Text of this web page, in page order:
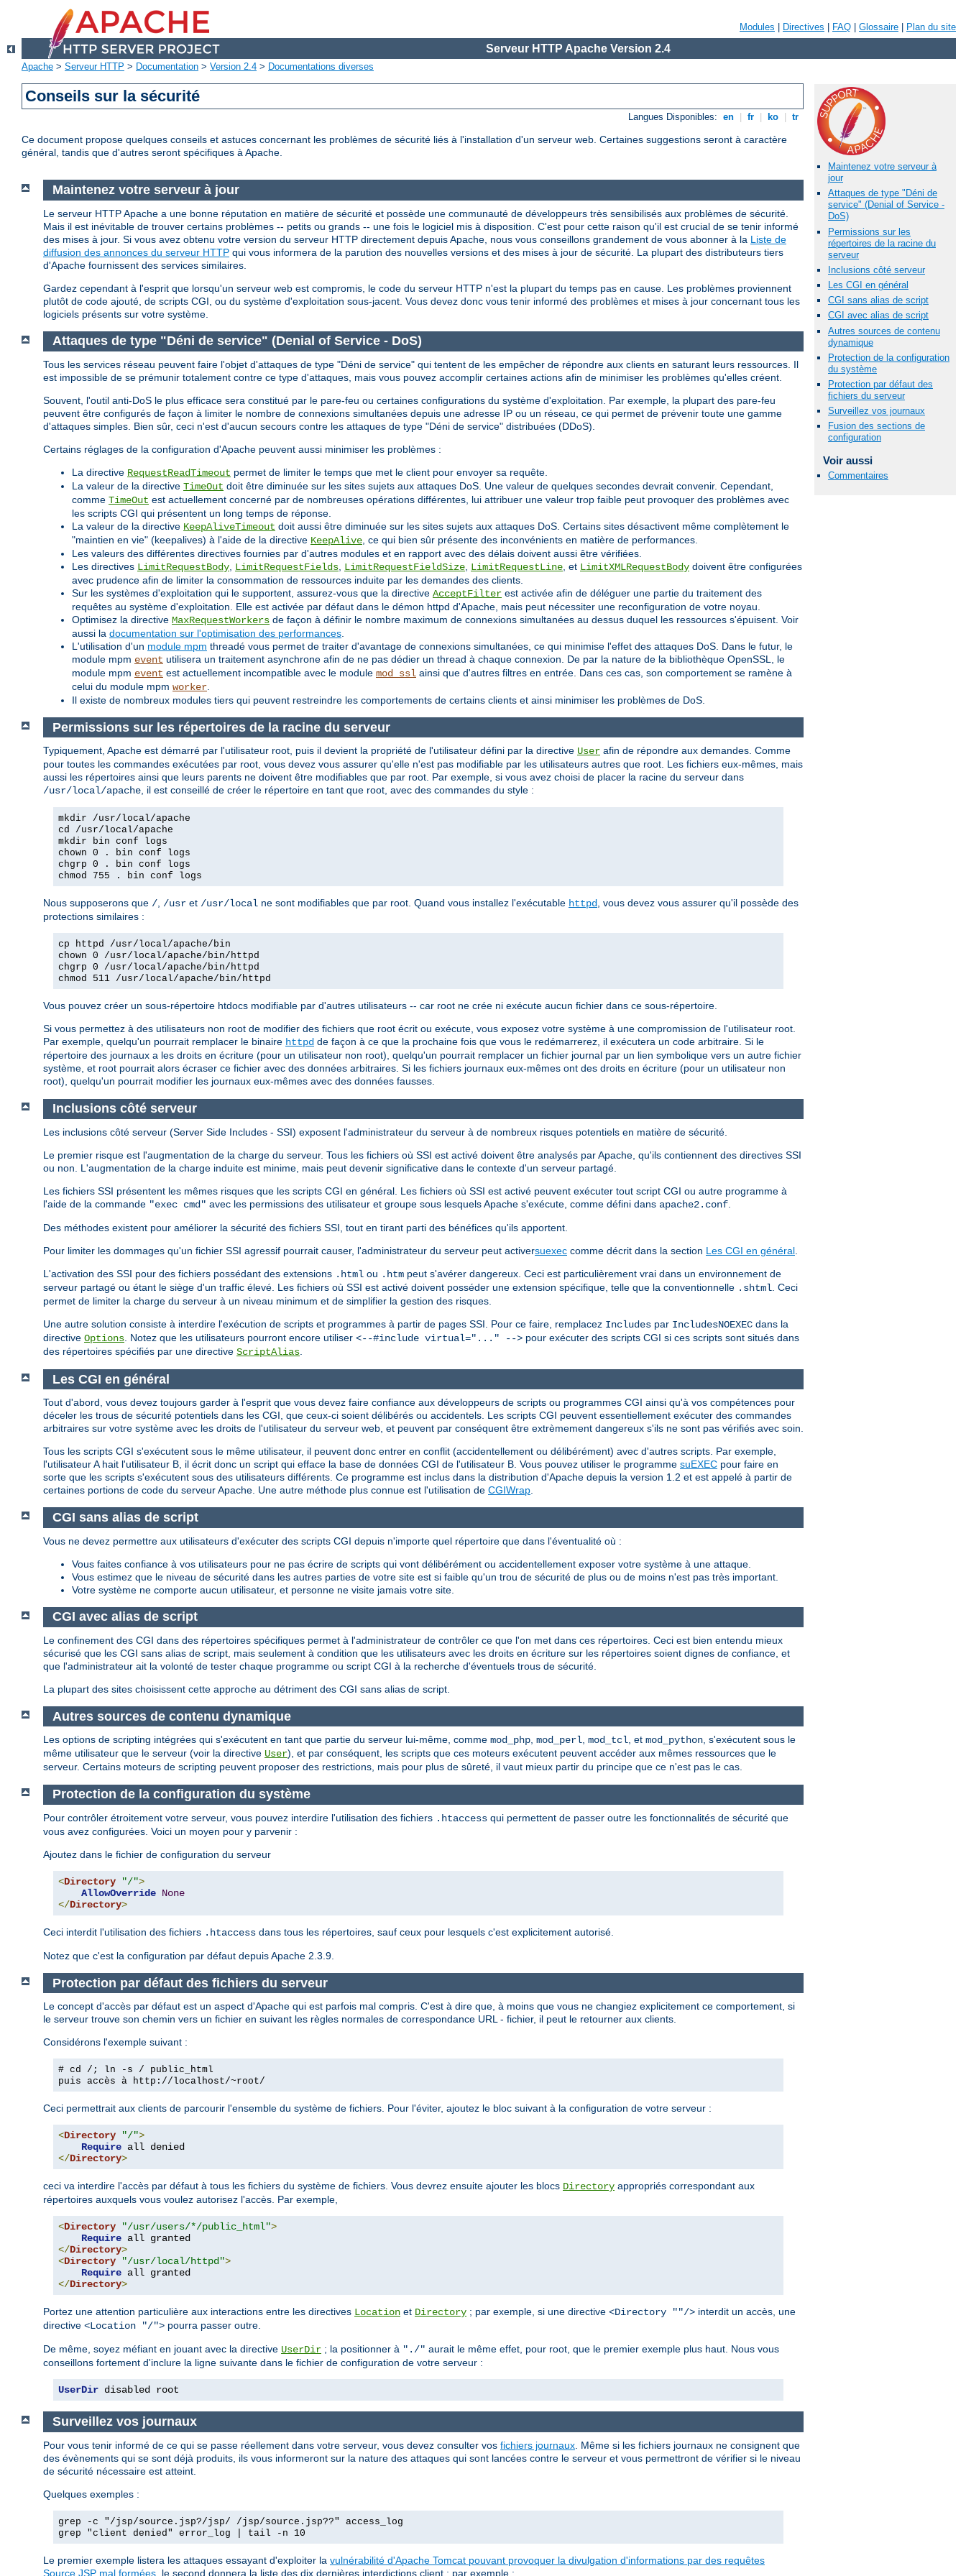
Modules Directives FAQ Glossaire Plan du site
Serveur HTTP Apache Version 2.4
Apache > Serveur HTTP > Documentation > Version 2.4 > Documentations diverses
Conseils sur la sécurité
Langues Disponibles: en fr ko tr
Ce document propose quelques conseils et astuces concernant les problèmes de sécurité liés à l'installation d'un serveur web. Certaines suggestions seront à caractère
général, tandis que d'autres seront spécifiques à Apache.
Maintenez votre serveur à
jour
Attaques de type "Déni de
service" (Denial of Service -
DoS)
Permissions sur les
répertoires de la racine du
serveur
Inclusions côté serveur
Les CGI en général
CGI sans alias de script
CGI avec alias de script
Autres sources de contenu
dynamique
Protection de la configuration
du système
Protection par défaut des
fichiers du serveur
Surveillez vos journaux
Fusion des sections de
configuration
Voir aussi
Commentaires
Maintenez votre serveur à jour
Le serveur HTTP Apache a une bonne réputation en matière de sécurité et possède une communauté de développeurs très sensibilisés aux problèmes de sécurité.
Mais il est inévitable de trouver certains problèmes -- petits ou grands -- une fois le logiciel mis à disposition. C'est pour cette raison qu'il est crucial de se tenir informé
des mises à jour. Si vous avez obtenu votre version du serveur HTTP directement depuis Apache, nous vous conseillons grandement de vous abonner à la Liste de
diffusion des annonces du serveur HTTP qui vous informera de la parution des nouvelles versions et des mises à jour de sécurité. La plupart des distributeurs tiers
d'Apache fournissent des services similaires.
Gardez cependant à l'esprit que lorsqu'un serveur web est compromis, le code du serveur HTTP n'est la plupart du temps pas en cause. Les problèmes proviennent
plutôt de code ajouté, de scripts CGI, ou du système d'exploitation sous-jacent. Vous devez donc vous tenir informé des problèmes et mises à jour concernant tous les
logiciels présents sur votre système.
Attaques de type "Déni de service" (Denial of Service - DoS)
Tous les services réseau peuvent faire l'objet d'attaques de type "Déni de service" qui tentent de les empêcher de répondre aux clients en saturant leurs ressources. Il
est impossible de se prémunir totalement contre ce type d'attaques, mais vous pouvez accomplir certaines actions afin de minimiser les problèmes qu'elles créent.
Souvent, l'outil anti-DoS le plus efficace sera constitué par le pare-feu ou certaines configurations du système d'exploitation. Par exemple, la plupart des pare-feu
peuvent être configurés de façon à limiter le nombre de connexions simultanées depuis une adresse IP ou un réseau, ce qui permet de prévenir toute une gamme
d'attaques simples. Bien sûr, ceci n'est d'aucun secours contre les attaques de type "Déni de service" distribuées (DDoS).
Certains réglages de la configuration d'Apache peuvent aussi minimiser les problèmes :
La directive RequestReadTimeout permet de limiter le temps que met le client pour envoyer sa requête.
La valeur de la directive TimeOut doit être diminuée sur les sites sujets aux attaques DoS. Une valeur de quelques secondes devrait convenir. Cependant,
comme TimeOut est actuellement concerné par de nombreuses opérations différentes, lui attribuer une valeur trop faible peut provoquer des problèmes avec
les scripts CGI qui présentent un long temps de réponse.
La valeur de la directive KeepAliveTimeout doit aussi être diminuée sur les sites sujets aux attaques DoS. Certains sites désactivent même complètement le
"maintien en vie" (keepalives) à l'aide de la directive KeepAlive , ce qui bien sûr présente des inconvénients en matière de performances.
Les valeurs des différentes directives fournies par d'autres modules et en rapport avec des délais doivent aussi être vérifiées.
Les directives LimitRequestBody LimitRequestFields LimitRequestFieldSize LimitRequestLine , et LimitXMLRequestBody doivent être configurées
avec prudence afin de limiter la consommation de ressources induite par les demandes des clients.
Sur les systèmes d'exploitation qui le supportent, assurez-vous que la directive AcceptFilter est activée afin de déléguer une partie du traitement des
requêtes au système d'exploitation. Elle est activée par défaut dans le démon httpd d'Apache, mais peut nécessiter une reconfiguration de votre noyau.
Optimisez la directive MaxRequestWorkers de façon à définir le nombre maximum de connexions simultanées au dessus duquel les ressources s'épuisent. Voir
aussi la documentation sur l'optimisation des performances
L'utilisation d'un module mpm threadé vous permet de traiter d'avantage de connexions simultanées, ce qui minimise l'effet des attaques DoS. Dans le futur, le
module mpm event utilisera un traitement asynchrone afin de ne pas dédier un thread à chaque connexion. De par la nature de la bibliothèque OpenSSL, le
module mpm event est actuellement incompatible avec le module mod_ssl ainsi que d'autres filtres en entrée. Dans ces cas, son comportement se ramène à
celui du module mpm worker
Il existe de nombreux modules tiers qui peuvent restreindre les comportements de certains clients et ainsi minimiser les problèmes de DoS.
Permissions sur les répertoires de la racine du serveur
Typiquement, Apache est démarré par l'utilisateur root, puis il devient la propriété de l'utilisateur défini par la directive User afin de répondre aux demandes. Comme
pour toutes les commandes exécutées par root, vous devez vous assurer qu'elle n'est pas modifiable par les utilisateurs autres que root. Les fichiers eux-mêmes, mais
aussi les répertoires ainsi que leurs parents ne doivent être modifiables que par root. Par exemple, si vous avez choisi de placer la racine du serveur dans
/usr/local/apache, il est conseillé de créer le répertoire en tant que root, avec des commandes du style :
mkdir /usr/local/apache
cd /usr/local/apache
mkdir bin conf logs
chown 0 . bin conf logs
chgrp 0 . bin conf logs
chmod 755 . bin conf logs
Nous supposerons que /, /usr et /usr/local ne sont modifiables que par root. Quand vous installez l'exécutable httpd, vous devez vous assurer qu'il possède des
protections similaires :
cp httpd /usr/local/apache/bin
chown 0 /usr/local/apache/bin/httpd
chgrp 0 /usr/local/apache/bin/httpd
chmod 511 /usr/local/apache/bin/httpd
Vous pouvez créer un sous-répertoire htdocs modifiable par d'autres utilisateurs -- car root ne crée ni exécute aucun fichier dans ce sous-répertoire.
Si vous permettez à des utilisateurs non root de modifier des fichiers que root écrit ou exécute, vous exposez votre système à une compromission de l'utilisateur root.
Par exemple, quelqu'un pourrait remplacer le binaire httpd de façon à ce que la prochaine fois que vous le redémarrerez, il exécutera un code arbitraire. Si le
répertoire des journaux a les droits en écriture (pour un utilisateur non root), quelqu'un pourrait remplacer un fichier journal par un lien symbolique vers un autre fichier
système, et root pourrait alors écraser ce fichier avec des données arbitraires. Si les fichiers journaux eux-mêmes ont des droits en écriture (pour un utilisateur non
root), quelqu'un pourrait modifier les journaux eux-mêmes avec des données fausses.
Inclusions côté serveur
Les inclusions côté serveur (Server Side Includes - SSI) exposent l'administrateur du serveur à de nombreux risques potentiels en matière de sécurité.
Le premier risque est l'augmentation de la charge du serveur. Tous les fichiers où SSI est activé doivent être analysés par Apache, qu'ils contiennent des directives SSI
ou non. L'augmentation de la charge induite est minime, mais peut devenir significative dans le contexte d'un serveur partagé.
Les fichiers SSI présentent les mêmes risques que les scripts CGI en général. Les fichiers où SSI est activé peuvent exécuter tout script CGI ou autre programme à
l'aide de la commande "exec cmd" avec les permissions des utilisateur et groupe sous lesquels Apache s'exécute, comme défini dans apache2.conf
Des méthodes existent pour améliorer la sécurité des fichiers SSI, tout en tirant parti des bénéfices qu'ils apportent.
Pour limiter les dommages qu'un fichier SSI agressif pourrait causer, l'administrateur du serveur peut activersuexec comme décrit dans la section Les CGI en général
L'activation des SSI pour des fichiers possédant des extensions .html ou .htm peut s'avérer dangereux. Ceci est particulièrement vrai dans un environnement de
serveur partagé ou étant le siège d'un traffic élevé. Les fichiers où SSI est activé doivent posséder une extension spécifique, telle que la conventionnelle .shtml . Ceci
permet de limiter la charge du serveur à un niveau minimum et de simplifier la gestion des risques.
Une autre solution consiste à interdire l'exécution de scripts et programmes à partir de pages SSI. Pour ce faire, remplacez Includes par IncludesNOEXEC dans la
directive Options . Notez que les utilisateurs pourront encore utiliser <--#include virtual="..." --> pour exécuter des scripts CGI si ces scripts sont situés dans
des répertoires spécifiés par une directive ScriptAlias
Les CGI en général
Tout d'abord, vous devez toujours garder à l'esprit que vous devez faire confiance aux développeurs de scripts ou programmes CGI ainsi qu'à vos compétences pour
déceler les trous de sécurité potentiels dans les CGI, que ceux-ci soient délibérés ou accidentels. Les scripts CGI peuvent essentiellement exécuter des commandes
arbitraires sur votre système avec les droits de l'utilisateur du serveur web, et peuvent par conséquent être extrèmement dangereux s'ils ne sont pas vérifiés avec soin.
Tous les scripts CGI s'exécutent sous le même utilisateur, il peuvent donc entrer en conflit (accidentellement ou délibérément) avec d'autres scripts. Par exemple,
l'utilisateur A hait l'utilisateur B, il écrit donc un script qui efface la base de données CGI de l'utilisateur B. Vous pouvez utiliser le programme suEXEC pour faire en
sorte que les scripts s'exécutent sous des utilisateurs différents. Ce programme est inclus dans la distribution d'Apache depuis la version 1.2 et est appelé à partir de
certaines portions de code du serveur Apache. Une autre méthode plus connue est l'utilisation de CGIWrap.
CGI sans alias de script
Vous ne devez permettre aux utilisateurs d'exécuter des scripts CGI depuis n'importe quel répertoire que dans l'éventualité où :
Vous faites confiance à vos utilisateurs pour ne pas écrire de scripts qui vont délibérément ou accidentellement exposer votre système à une attaque.
Vous estimez que le niveau de sécurité dans les autres parties de votre site est si faible qu'un trou de sécurité de plus ou de moins n'est pas très important.
Votre système ne comporte aucun utilisateur, et personne ne visite jamais votre site.
CGI avec alias de script
Le confinement des CGI dans des répertoires spécifiques permet à l'administrateur de contrôler ce que l'on met dans ces répertoires. Ceci est bien entendu mieux
sécurisé que les CGI sans alias de script, mais seulement à condition que les utilisateurs avec les droits en écriture sur les répertoires soient dignes de confiance, et
que l'administrateur ait la volonté de tester chaque programme ou script CGI à la recherche d'éventuels trous de sécurité.
La plupart des sites choisissent cette approche au détriment des CGI sans alias de script.
Autres sources de contenu dynamique
Les options de scripting intégrées qui s'exécutent en tant que partie du serveur lui-même, comme mod_php, mod_perl, mod_tcl, et mod_python, s'exécutent sous le
même utilisateur que le serveur (voir la directive User), et par conséquent, les scripts que ces moteurs exécutent peuvent accéder aux mêmes ressources que le
serveur. Certains moteurs de scripting peuvent proposer des restrictions, mais pour plus de sûreté, il vaut mieux partir du principe que ce n'est pas le cas.
Protection de la configuration du système
Pour contrôler étroitement votre serveur, vous pouvez interdire l'utilisation des fichiers .htaccess qui permettent de passer outre les fonctionnalités de sécurité que
vous avez configurées. Voici un moyen pour y parvenir :
Ajoutez dans le fichier de configuration du serveur
<Directory "/">
AllowOverride None
</Directory>
Ceci interdit l'utilisation des fichiers .htaccess dans tous les répertoires, sauf ceux pour lesquels c'est explicitement autorisé.
Notez que c'est la configuration par défaut depuis Apache 2.3.9.
Protection par défaut des fichiers du serveur
Le concept d'accès par défaut est un aspect d'Apache qui est parfois mal compris. C'est à dire que, à moins que vous ne changiez explicitement ce comportement, si
le serveur trouve son chemin vers un fichier en suivant les règles normales de correspondance URL - fichier, il peut le retourner aux clients.
Considérons l'exemple suivant :
# cd /; ln -s / public_html
puis accès à http://localhost/~root/
Ceci permettrait aux clients de parcourir l'ensemble du système de fichiers. Pour l'éviter, ajoutez le bloc suivant à la configuration de votre serveur :
<Directory "/">
Require
</Directory>
ceci va interdire l'accès par défaut à tous les fichiers du système de fichiers. Vous devrez ensuite ajouter les blocs Directory appropriés correspondant aux
répertoires auxquels vous voulez autorisez l'accès. Par exemple,
<Directory "/usr/users/*/public_html">
Require
</Directory>
<Directory "/usr/local/httpd">
Require
</Directory>
Portez une attention particulière aux interactions entre les directives Location et Directory ; par exemple, si une directive <Directory ""/> interdit un accès, une
directive <Location "/"> pourra passer outre.
De même, soyez méfiant en jouant avec la directive UserDir ; la positionner à "./" aurait le même effet, pour root, que le premier exemple plus haut. Nous vous
conseillons fortement d'inclure la ligne suivante dans le fichier de configuration de votre serveur :
UserDir disabled root
Surveillez vos journaux
Pour vous tenir informé de ce qui se passe réellement dans votre serveur, vous devez consulter vos fichiers journaux . Même si les fichiers journaux ne consignent que
des évènements qui se sont déjà produits, ils vous informeront sur la nature des attaques qui sont lancées contre le serveur et vous permettront de vérifier si le niveau
de sécurité nécessaire est atteint.
Quelques exemples :
grep -c "/jsp/source.jsp?/jsp/ /jsp/source.jsp??" access_log
grep "client denied" error_log | tail -n 10
Le premier exemple listera les attaques essayant d'exploiter la vulnérabilité d'Apache Tomcat pouvant provoquer la divulgation d'informations par des requêtes
Source.JSP mal formées , le second donnera la liste des dix dernières interdictions client ; par exemple :